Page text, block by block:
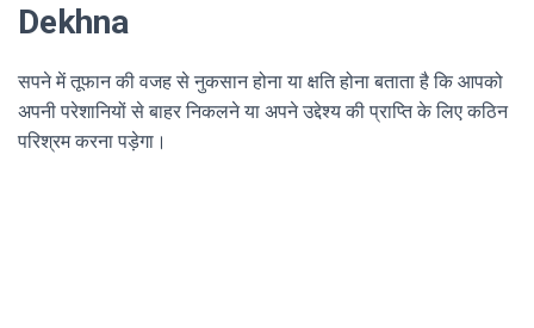
Dekhna
सपने में तूफान की वजह से नुकसान होना या क्षति होना बताता है कि आपको
अपनी परेशानियों से बाहर निकलने या अपने उद्देश्य की प्राप्ति के लिए कठिन
परिश्रम करना पड़ेगा।